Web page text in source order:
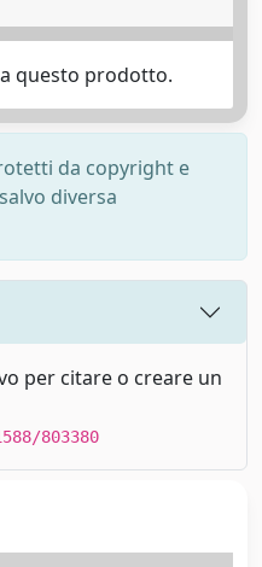
questo prodotto.
da copyright e
diversa
per citare o creare un
803380